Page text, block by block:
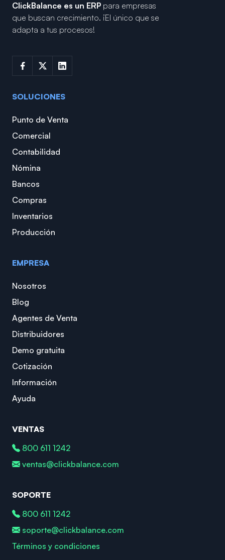
ClickBalance es un ERP para empresas
que buscan crecimiento. ¡El único que se
adapta a tus procesos!
SOLUCIONES
Punto de Venta
Comercial
Contabilidad
Nómina
Bancos
Compras
Inventarios
Producción
EMPRESA
Nosotros
Blog
Agentes de Venta
Distribuidores
Demo gratuita
Cotización
Información
Ayuda
VENTAS
800 611 1242
ventas@clickbalance.com
SOPORTE
800 611 1242
soporte@clickbalance.com
Términos y condiciones